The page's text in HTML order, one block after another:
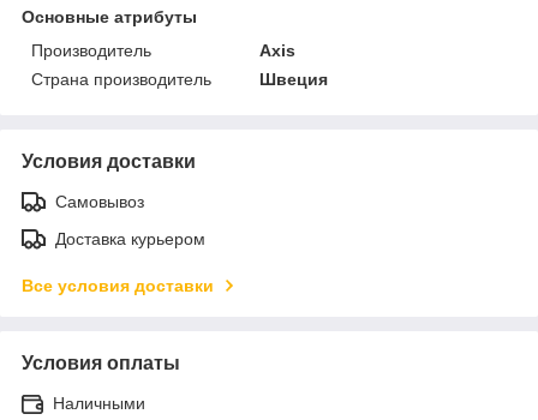
Основные атрибуты
Производитель
Axis
Страна производитель
Швеция
Условия доставки
Самовывоз
Доставка курьером
Все условия доставки
Условия оплаты
Наличными